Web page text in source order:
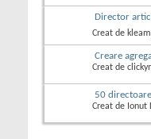
Director
Creat de
Creare
Creat de
50
Creat de Ionut